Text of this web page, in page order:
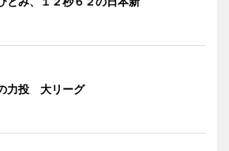
力投 大リーグ